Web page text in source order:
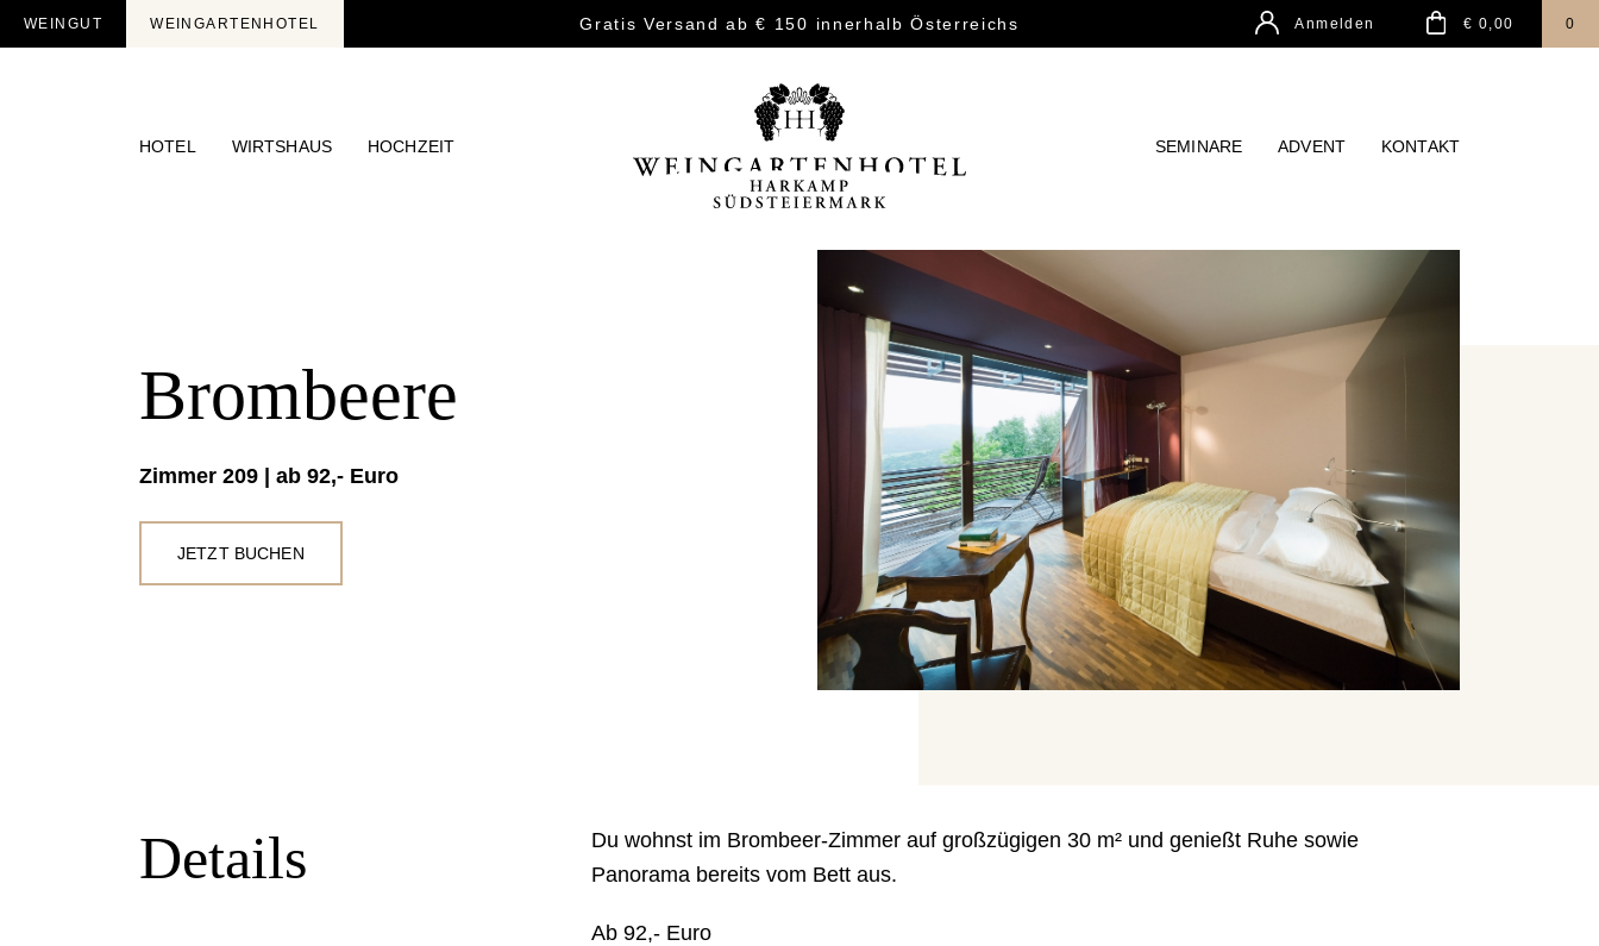
WEINGUT WEINGARTENHOTEL Gratis Versand ab € 150 innerhalb Österreichs Anmelden € 0,00 0
HOTEL WIRTSHAUS HOCHZEIT SEMINARE ADVENT KONTAKT
Brombeere
Zimmer 209 | ab 92,- Euro
JETZT BUCHEN
Details
Du wohnst im Brombeer-Zimmer auf großzügigen 30 m² und genießt Ruhe sowie
Panorama bereits vom Bett aus.
Ab 92,- Euro